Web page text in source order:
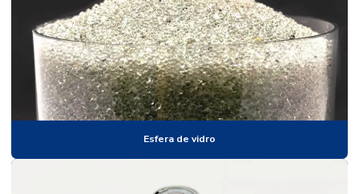
Esferas de aço para moagem
Esferas de aço para rolamentos
Esferas de aço para solda
Esferas de alta alumina
Esfera de vidro